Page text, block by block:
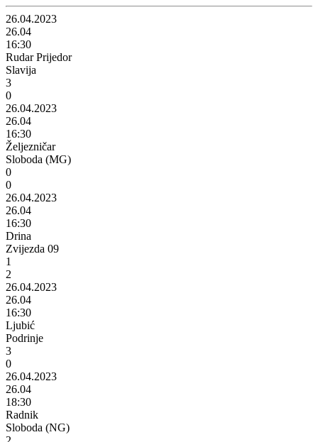
26.04.2023
26.04
16:30
Rudar Prijedor
Slavija
3
0
26.04.2023
26.04
16:30
Željezničar
Sloboda (MG)
0
0
26.04.2023
26.04
16:30
Drina
Zvijezda 09
1
2
26.04.2023
26.04
16:30
Ljubić
Podrinje
3
0
26.04.2023
26.04
18:30
Radnik
Sloboda (NG)